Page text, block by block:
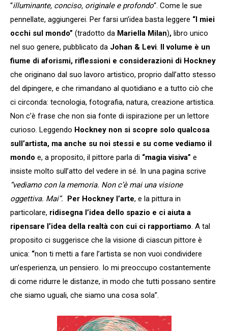
“illuminante, conciso, originale e profondo“. Come le sue
pennellate, aggiungerei. Per farsi un’idea basta leggere “I miei
occhi sul mondo” (tradotto da Mariella Milan), libro unico
nel suo genere, pubblicato da Johan & Levi Il volume è un
fiume di aforismi, riflessioni e considerazioni di Hockney
che originano dal suo lavoro artistico, proprio dall’atto stesso
del dipingere, e che rimandano al quotidiano e a tutto ciò che
ci circonda: tecnologia, fotografia, natura, creazione artistica.
Non c’è frase che non sia fonte di ispirazione per un lettore
curioso. Leggendo Hockney non si scopre solo qualcosa
sull’artista, ma anche su noi stessi e su come vediamo il
mondo e, a proposito, il pittore parla di “magia visiva” e
insiste molto sull’atto del vedere in sé. In una pagina scrive
“vediamo con la memoria. Non c’è mai una visione
oggettiva. Mai”. Per Hockney l’arte, e la pittura in
particolare, ridisegna l’idea dello spazio e ci aiuta a
ripensare l’idea della realtà con cui ci rapportiamo . A tal
proposito ci suggerisce che la visione di ciascun pittore è
unica: “non ti metti a fare l’artista se non vuoi condividere
un’esperienza, un pensiero. Io mi preoccupo costantemente
di come ridurre le distanze, in modo che tutti possano sentire
che siamo uguali, che siamo una cosa sola”.